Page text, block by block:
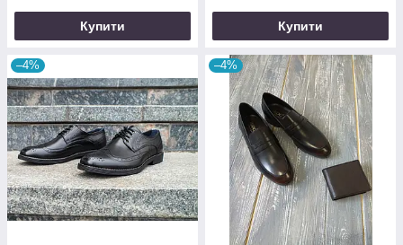
Купити Купити
–4% –4%